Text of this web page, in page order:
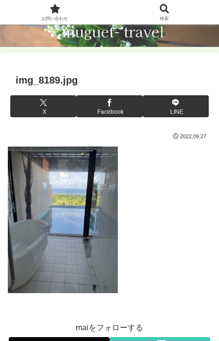
img_8189.jpg
X Facebook LINE
2022.09.27
maiをフォローする
お問い合わせ 検索